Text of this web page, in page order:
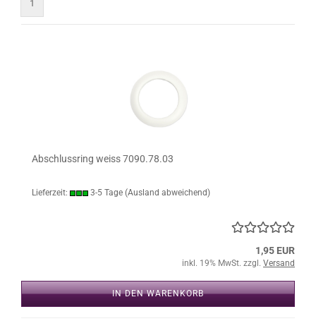
1
Abschlussring weiss 7090.78.03
Lieferzeit: 3-5 Tage (Ausland abweichend)
1,95 EUR
inkl. 19% MwSt. zzgl. Versand
IN DEN WARENKORB